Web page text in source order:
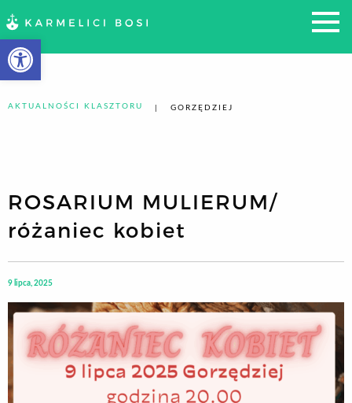
Otwórz pasek narzędzi
AKTUALNOŚCI KLASZTORU GORZĘDZIEJ
ROSARIUM MULIERUM/
różaniec kobiet
9 lipca, 2025